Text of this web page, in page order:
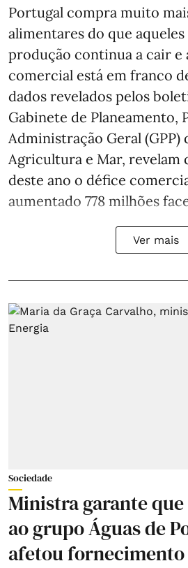
Portugal compra muito
alimentares do que aqueles
produção continua a cair e
comercial está em franco
dados revelados pelos
Gabinete de Planeamento,
Administração Geral
Agricultura e Mar, revelam
deste ano o défice
aumentado 778 milhões
Ver mais
Sociedade
Ministra garante
ao grupo Águas de
afetou fornecimento